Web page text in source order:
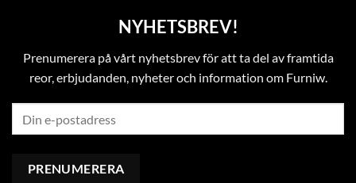
NYHETSBREV!
Prenumerera på vårt nyhetsbrev för att ta del av framtida
reor, erbjudanden, nyheter och information om Furniw.